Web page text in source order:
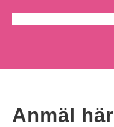
Anmäl här